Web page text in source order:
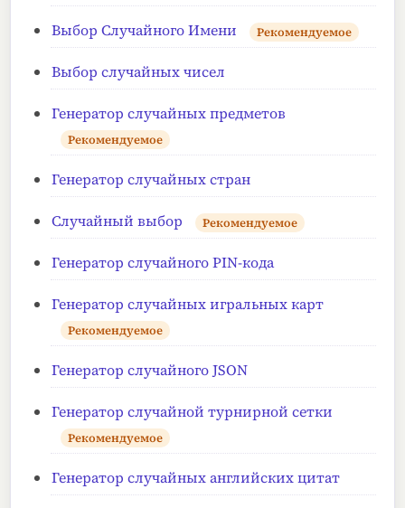
Выбор Случайного Имени Рекомендуемое
Выбор случайных чисел
Генератор случайных предметов
Рекомендуемое
Генератор случайных стран
Случайный выбор Рекомендуемое
Генератор случайного PIN-кода
Генератор случайных игральных карт
Рекомендуемое
Генератор случайного JSON
Генератор случайной турнирной сетки
Рекомендуемое
Генератор случайных английских цитат